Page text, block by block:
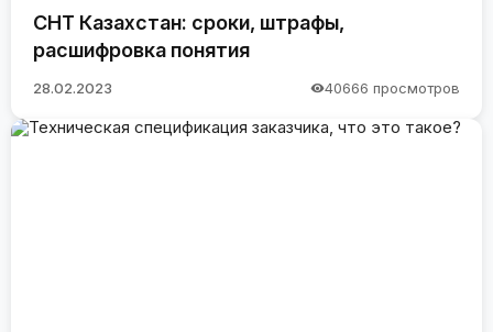
СНТ Казахстан: сроки, штрафы,
расшифровка понятия
28.02.2023 40666 просмотров